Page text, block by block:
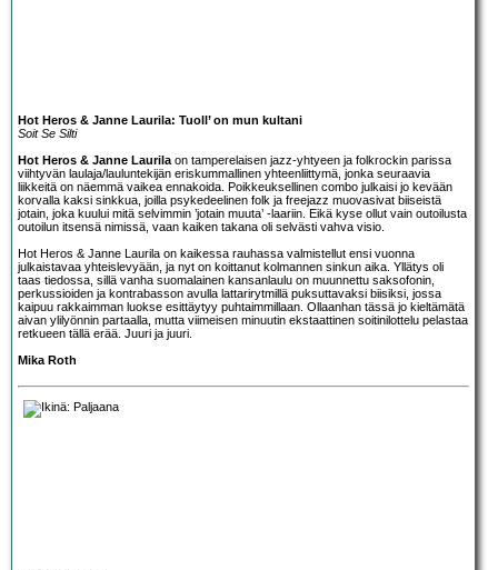
Hot Heros & Janne Laurila: Tuoll’ on mun kultani
Soit Se Silti
Hot Heros & Janne Laurila on tamperelaisen jazz-yhtyeen ja folkrockin parissa
viihtyvän laulaja/lauluntekijän eriskummallinen yhteenliittymä, jonka seuraavia
liikkeitä on näemmä vaikea ennakoida. Poikkeuksellinen combo julkaisi jo kevään
korvalla kaksi sinkkua, joilla psykedeelinen folk ja freejazz muovasivat biiseistä
jotain, joka kuului mitä selvimmin ’jotain muuta’ -laariin. Eikä kyse ollut vain outoilusta
outoilun itsensä nimissä, vaan kaiken takana oli selvästi vahva visio.
Hot Heros & Janne Laurila on kaikessa rauhassa valmistellut ensi vuonna
julkaistavaa yhteislevyään, ja nyt on koittanut kolmannen sinkun aika. Yllätys oli
taas tiedossa, sillä vanha suomalainen kansanlaulu on muunnettu saksofonin,
perkussioiden ja kontrabasson avulla lattarirytmillä puksuttavaksi biisiksi, jossa
kaipuu rakkaimman luokse esittäytyy puhtaimmillaan. Ollaanhan tässä jo kieltämätä
aivan ylilyönnin partaalla, mutta viimeisen minuutin ekstaattinen soitinilottelu pelastaa
retkueen tällä erää. Juuri ja juuri.
Mika Roth